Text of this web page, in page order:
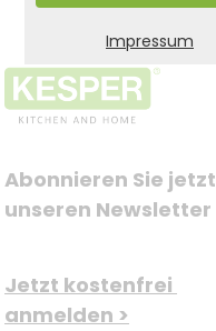
Abonnieren Sie jetzt
unseren Newsletter
Jetzt kostenfrei
anmelden >
Impressum